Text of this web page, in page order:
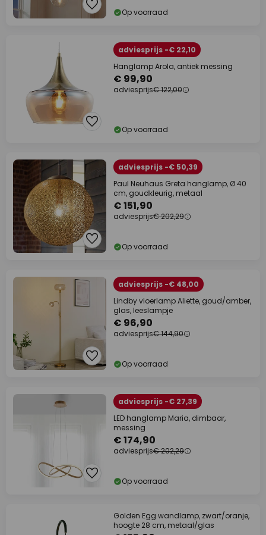
Op voorraad
adviesprijs -€ 22,10
Hanglamp Arola, antiek messing
€ 99,90
adviesprijs€ 122,00
Op voorraad
adviesprijs -€ 50,39
Paul Neuhaus Greta hanglamp, Ø 40
cm, goudkleurig, metaal
€ 151,90
adviesprijs€ 202,29
Op voorraad
adviesprijs -€ 48,00
Lindby vloerlamp Aliette, goud/amber,
glas, leeslampje
€ 96,90
adviesprijs€ 144,90
Op voorraad
adviesprijs -€ 27,39
LED hanglamp Maria, dimbaar,
messing
€ 174,90
adviesprijs€ 202,29
Op voorraad
Golden Egg wandlamp, zwart/oranje,
hoogte 28 cm, metaal/glas